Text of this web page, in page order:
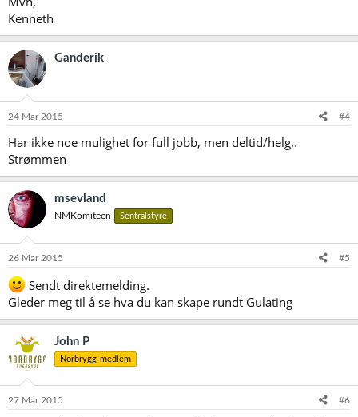
Kenneth
Ganderik
24 Mar 2015 #4
Har ikke noe mulighet for full jobb, men deltid/helg..
Strømmen
msevland
NMKomiteen Sentralstyre
26 Mar 2015 #5
Sendt direktemelding.
Gleder meg til å se hva du kan skape rundt Gulating
John P
Norbrygg-medlem
27 Mar 2015 #6